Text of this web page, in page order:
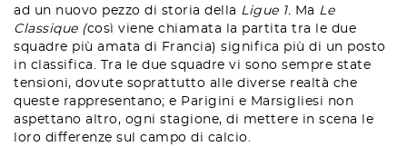
ad un nuovo pezzo di storia della Ligue 1. Ma Le
Classique (così viene chiamata la partita tra le due
squadre più amata di Francia) significa più di un posto
in classifica. Tra le due squadre vi sono sempre state
tensioni, dovute soprattutto alle diverse realtà che
queste rappresentano; e Parigini e Marsigliesi non
aspettano altro, ogni stagione, di mettere in scena le
loro differenze sul campo di calcio.